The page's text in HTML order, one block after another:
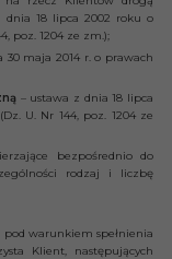
18 lipca 2002 roku o
poz. 1204 ze zm.);
30 maja 2014 r. o prawach
– ustawa z dnia 18 lipca
U. Nr 144, poz. 1204 ze
bezpośrednio do
rodzaj i liczbę
warunkiem spełnienia
Klient, następujących